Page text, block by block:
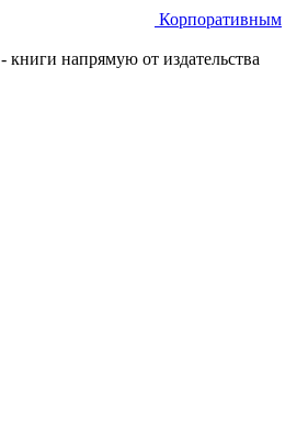
Корпоративным
- книги напрямую от издательства